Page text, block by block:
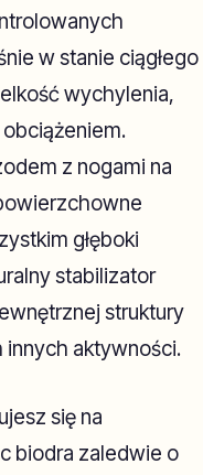
w stanie ciągłego
wychylenia,
z nogami na
głęboki
stabilizator
struktury
aktywności.
się na
biodra zaledwie o